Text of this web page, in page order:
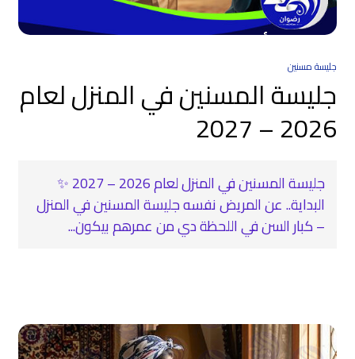
جليسة مسنين
جليسة المسنين في المنزل لعام
2026 – 2027
جليسة المسنين في المنزل لعام 2026 – 2027 ✨
البداية.. عن المريض نفسه جليسة المسنين في المنزل
– كبار السن في اللحظة دي من عمرهم بيكون...